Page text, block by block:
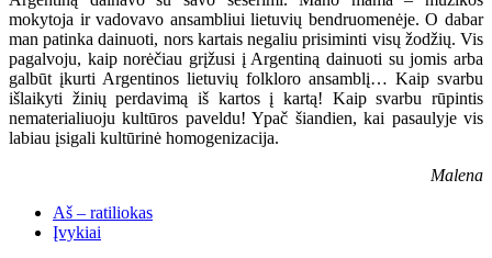
mokytoja ir vadovavo ansambliui lietuvių bendruomenėje. O dabar
man patinka dainuoti, nors kartais negaliu prisiminti visų žodžių. Vis
pagalvoju, kaip norėčiau grįžusi į Argentiną dainuoti su jomis arba
galbūt įkurti Argentinos lietuvių folkloro ansamblį… Kaip svarbu
išlaikyti žinių perdavimą iš kartos į kartą! Kaip svarbu rūpintis
nematerialiuoju kultūros paveldu! Ypač šiandien, kai pasaulyje vis
labiau įsigali kultūrinė homogenizacija.
Malena
Aš – ratiliokas
Įvykiai